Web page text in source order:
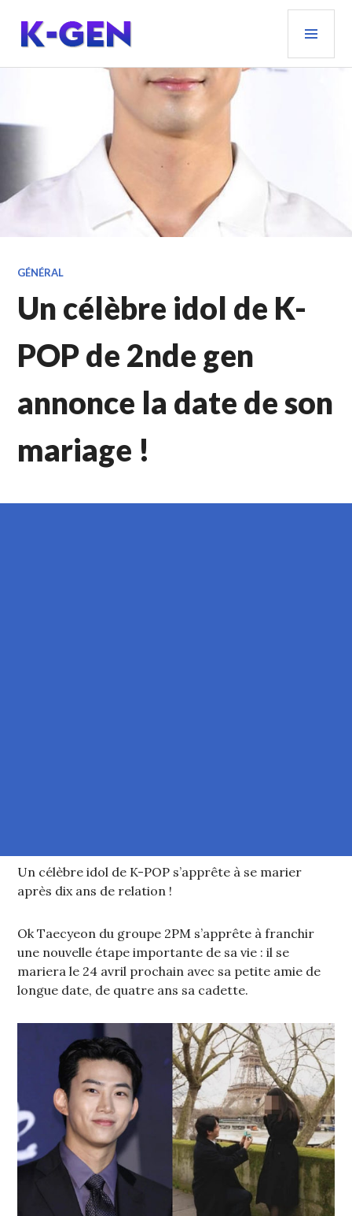
contenu
principal
K-GEN
GÉNÉRAL
Un célèbre idol de K-
POP de 2nde gen
annonce la date de son
mariage !
Un célèbre idol de K-POP s’apprête à se marier
après dix ans de relation !
Ok Taecyeon du groupe 2PM s’apprête à franchir
une nouvelle étape importante de sa vie : il se
mariera le 24 avril prochain avec sa petite amie de
longue date, de quatre ans sa cadette.